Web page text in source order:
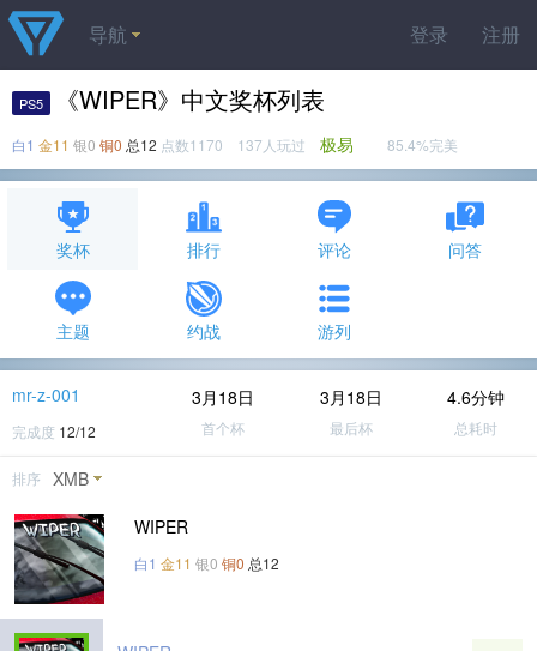
登录 注册
导航
PS5 《WIPER》中文奖杯列表
白1 金11 银0 铜0 总12 点数1170 137人玩过 极易 85.4%完美
奖杯 排行 评论 问答
主题 约战 游列
mr-z-001
完成度 12/12
3月18日
首个杯
3月18日
最后杯
4.6分钟
总耗时
排序 XMB
WIPER
白1 金11 银0 铜0 总12